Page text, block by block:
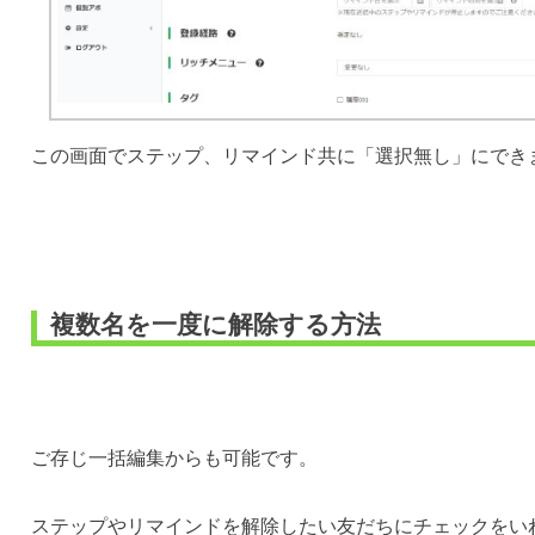
この画面でステップ、リマインド共に「選択無し」にでき
複数名を一度に解除する方法
ご存じ一括編集からも可能です。
ステップやリマインドを解除したい友だちにチェックを